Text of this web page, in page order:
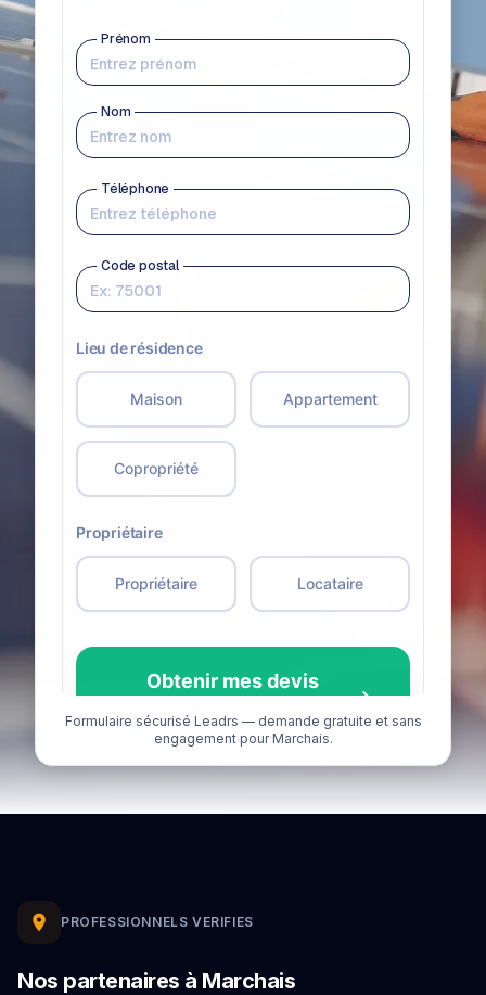
Formulaire sécurisé Leadrs — demande gratuite et sans
engagement pour Marchais.
PROFESSIONNELS VERIFIES
Nos partenaires à Marchais